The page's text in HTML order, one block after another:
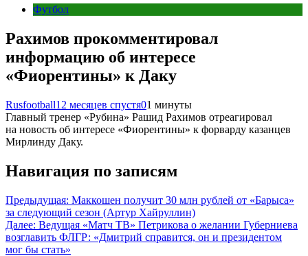
Футбол
Рахимов прокомментировал
информацию об интересе
«Фиорентины» к Даку
Rusfootball12 месяцев спустя01 минуты
Главный тренер «Рубина» Рашид Рахимов отреагировал
на новость об интересе «Фиорентины» к форварду казанцев
Мирлинду Даку.
Навигация по записям
Предыдущая: Маккошен получит 30 млн рублей от «Барыса»
за следующий сезон (Артур Хайруллин)
Далее: Ведущая «Матч ТВ» Петрикова о желании Губерниева
возглавить ФЛГР: «Дмитрий справится, он и президентом
мог бы стать»